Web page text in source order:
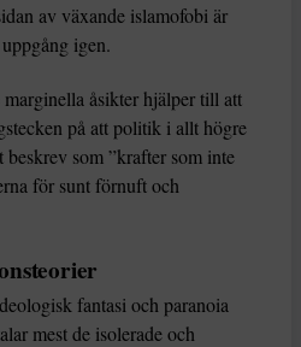
av växande islamofobi är
igen.
åsikter hjälper till att
på att politik i allt högre
som ”krafter som inte
för sunt förnuft och
fantasi och paranoia
mest de isolerade och